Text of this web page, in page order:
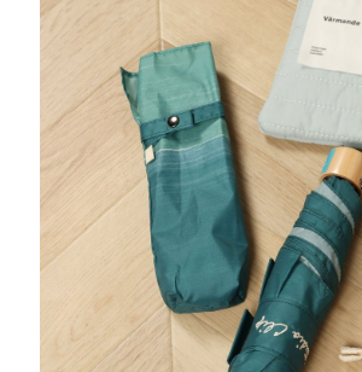
「AFTEE先享後付」，若未經同意申辦者引起之損
４．使用「AFTEE先享後付」時，將依據個別帳號
時審查核予不同之上限額度；若仍有額度不足之情
請求用戶進行身份認證。
５．嚴禁一人註冊多個帳號或使用他人資訊註冊。
恩沛科技股份有限公司將有權停止該用戶之使用額